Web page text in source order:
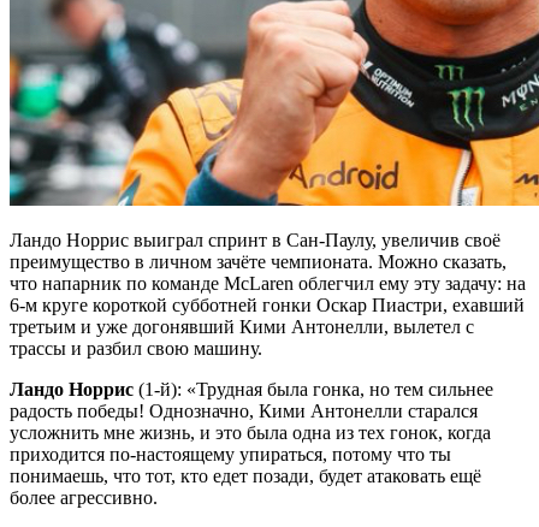
Ландо Норрис выиграл спринт в Сан-Паулу, увеличив своё
преимущество в личном зачёте чемпионата. Можно сказать,
что напарник по команде McLaren облегчил ему эту задачу: на
6-м круге короткой субботней гонки Оскар Пиастри, ехавший
третьим и уже догонявший Кими Антонелли, вылетел с
трассы и разбил свою машину.
Ландо Норрис (1-й): «Трудная была гонка, но тем сильнее
радость победы! Однозначно, Кими Антонелли старался
усложнить мне жизнь, и это была одна из тех гонок, когда
приходится по-настоящему упираться, потому что ты
понимаешь, что тот, кто едет позади, будет атаковать ещё
более агрессивно.